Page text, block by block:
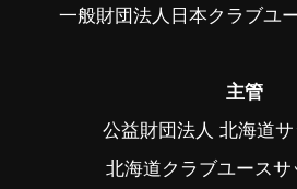
一般財団法人日本クラブユ
主管
公益財団法人 北海道
北海道クラブユースサ